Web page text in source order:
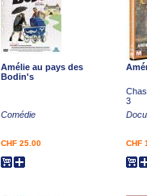
Amélie au pays des
Bodin's
Comédie
CHF 25.00
3
CHF